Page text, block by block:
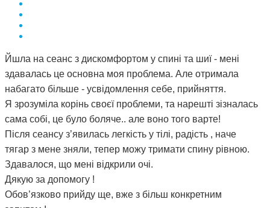
Йшла на сеанс з дискомфортом у спині та шиї - мені
здавалась це основна моя проблема. Але отримала
набагато більше - усвідомлення себе, прийняття.
Я зрозуміла корінь своєї проблеми, та нарешті зізналась
сама собі, це було боляче.. але воно того варте!
Після сеансу з’явилась легкість у тілі, радість , наче
тягар з мене зняли, тепер можу тримати спину рівною.
Здавалося, що мені відкрили очі.
Дякую за допомогу !
Обов’язково прийду ще, вже з більш конкретним